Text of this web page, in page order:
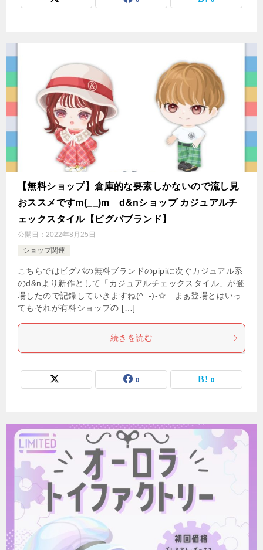
【無料ショップ】倉庫的な要素しかないので流し見
おススメですm(__)m d&nショップ カジュアルチ
ェックスタイル【ピグパブランド】
公開日： 2022年8月25日
ショップ関連
こちらではピグパの無料ブランドのpipiに次ぐカジュアル系
のd&nより新作として「カジュアルチェックスタイル」が登
場したので記録していきますね(^_-)-☆ まぁ登場とはいっ
てもそれが有料ショップの […]
続きを読む
0 0